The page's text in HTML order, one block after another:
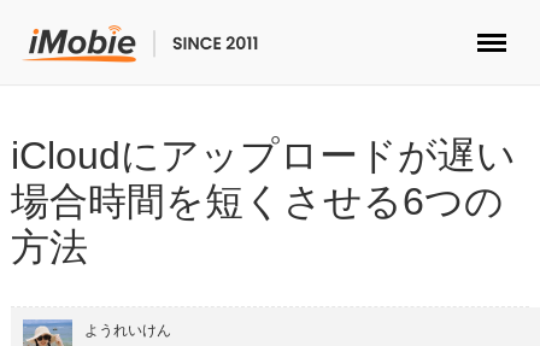
データ転送
マルチメディア
便利ツール
iCloudにアップロードが遅い
場合時間を短くさせる6つの
方法
ようれいけん